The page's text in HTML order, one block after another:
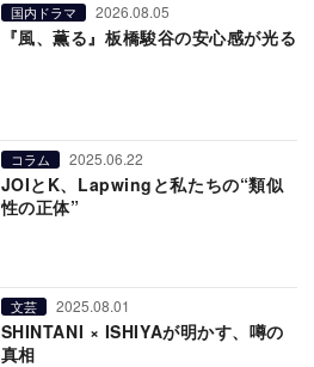
国内ドラマ 2026.08.05
『風、薫る』板橋駿谷の安心感が光る
コラム 2025.06.22
JOIとK、Lapwingと私たちの“類似
性の正体”
文芸 2025.08.01
SHINTANI × ISHIYAが明かす、噂の
真相